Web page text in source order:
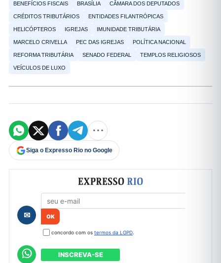
BENEFÍCIOS FISCAIS BRASÍLIA CÂMARA DOS DEPUTADOS
CRÉDITOS TRIBUTÁRIOS ENTIDADES FILANTRÓPICAS
HELICÓPTEROS IGREJAS IMUNIDADE TRIBUTÁRIA
MARCELO CRIVELLA PEC DAS IGREJAS POLÍTICA NACIONAL
REFORMA TRIBUTÁRIA SENADO FEDERAL TEMPLOS RELIGIOSOS
VEÍCULOS DE LUXO
Siga o Expresso Rio no Google
Formulário de cadastro
✉
concordo com os termos da LGPD.
INSCREVA-SE